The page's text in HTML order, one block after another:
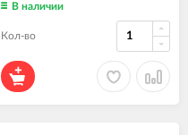
В наличии
Кол-во